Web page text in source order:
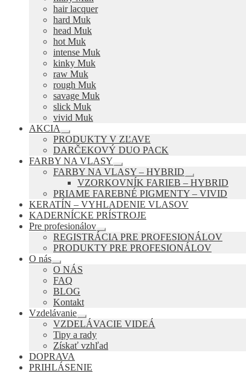
hair lacquer
hard Muk
head Muk
hot Muk
intense Muk
kinky Muk
raw Muk
rough Muk
savage Muk
slick Muk
vivid Muk
AKCIA
Rozbaliť
podradené
menu
PRODUKTY V ZĽAVE
DARČEKOVÝ DUO PACK
FARBY NA VLASY
Rozbaliť
podradené
menu
FARBY NA VLASY – HYBRID
Rozbaliť
podradené
menu
VZORKOVNÍK FARIEB – HYBRID
PRIAME FAREBNÉ PIGMENTY – VIVID
KERATÍN – VYHLADENIE VLASOV
KADERNÍCKE PRÍSTROJE
Pre profesionálov
Rozbaliť
podradené
menu
REGISTRÁCIA PRE PROFESIONÁLOV
PRODUKTY PRE PROFESIONÁLOV
O nás
Rozbaliť
podradené
menu
O NÁS
FAQ
BLOG
Kontakt
Vzdelávanie
Rozbaliť
podradené
menu
VZDELÁVACIE VIDEÁ
Tipy a rady
Získať vzhľad
DOPRAVA
PRIHLÁSENIE